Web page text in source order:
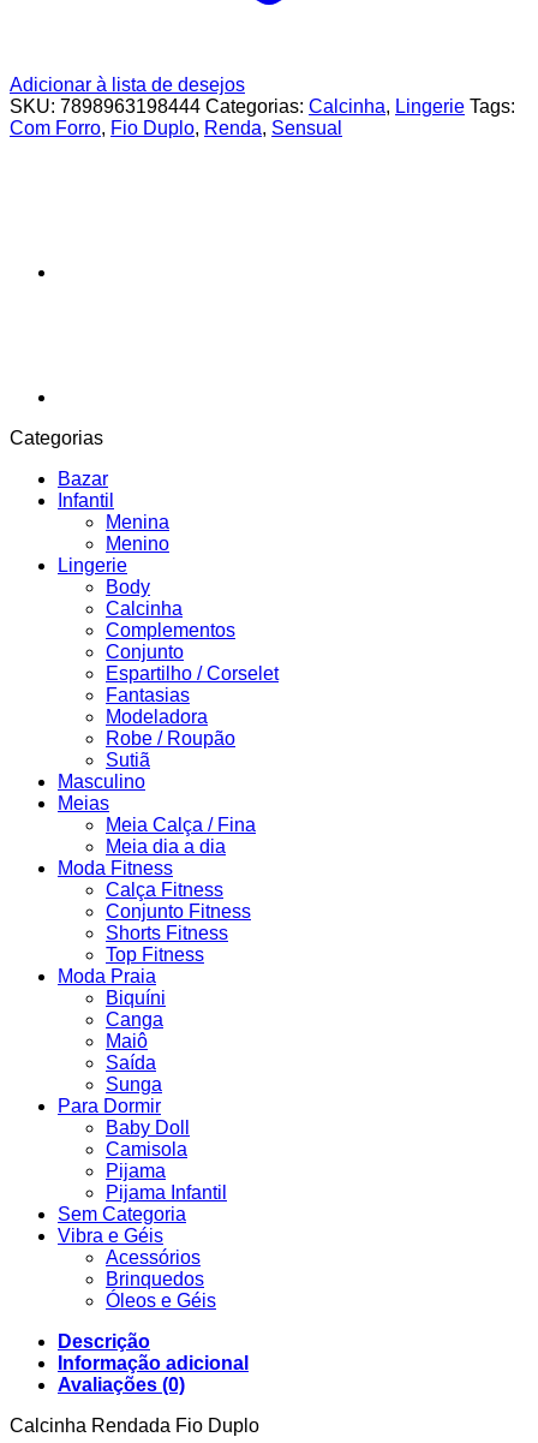
Adicionar à lista de desejos
SKU: 7898963198444 Categorias: Calcinha, Lingerie Tags:
Com Forro, Fio Duplo, Renda, Sensual
Categorias
Bazar
Infantil
Menina
Menino
Lingerie
Body
Calcinha
Complementos
Conjunto
Espartilho / Corselet
Fantasias
Modeladora
Robe / Roupão
Sutiã
Masculino
Meias
Meia Calça / Fina
Meia dia a dia
Moda Fitness
Calça Fitness
Conjunto Fitness
Shorts Fitness
Top Fitness
Moda Praia
Biquíni
Canga
Maiô
Saída
Sunga
Para Dormir
Baby Doll
Camisola
Pijama
Pijama Infantil
Sem Categoria
Vibra e Géis
Acessórios
Brinquedos
Óleos e Géis
Descrição
Informação adicional
Avaliações (0)
Calcinha Rendada Fio Duplo